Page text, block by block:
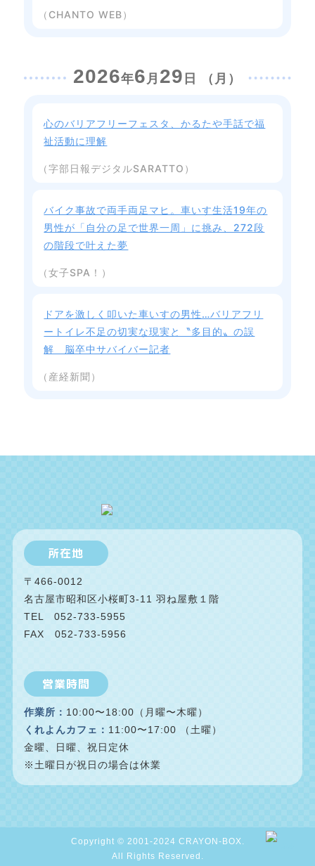
（CHANTO WEB）
2026年6 月 29 日 （月）
心のバリアフリーフェスタ、かるたや手話で福
祉活動に理解
（字部日報デジタルSARATTO）
バイク事故で両手両足マヒ。車いす生活19年の
男性が「自分の足で世界一周」に挑み、272段
の階段で叶えた夢
（女子SPA！）
ドアを激しく叩いた車いすの男性…バリアフリ
ートイレ不足の切実な現実と〝多目的〟の誤
解 脳卒中サバイバー記者
（産経新聞）
所在地
〒466-0012
名古屋市昭和区小桜町3-11 羽ね屋敷１階
TEL 052-733-5955
FAX 052-733-5956
営業時間
作業所： 10:00〜18:00（月曜〜木曜）
くれよんカフェ： 11:00〜17:00 （土曜）
金曜、日曜、祝日定休
※土曜日が祝日の場合は休業
Copyright © 2001-2024 CRAYON-BOX.
All Rights Reserved.